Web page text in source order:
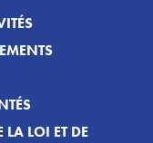
LA LOI ET DE